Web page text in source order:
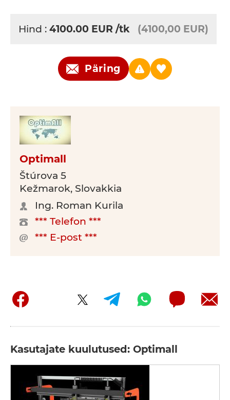
Hind : 4100.00 EUR /tk (4100,00 EUR)
Päring
Optimall
Štúrova 5
Kežmarok, Slovakkia
Ing. Roman Kurila
*** Telefon ***
*** E-post ***
Kasutajate kuulutused: Optimall